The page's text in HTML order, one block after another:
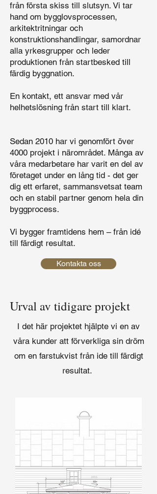
från första skiss till slutsyn. Vi tar
hand om bygglovsprocessen,
arkitektritningar och
konstruktionshandlingar, samordnar
alla yrkesgrupper och leder
produktionen från startbesked till
färdig byggnation.
En kontakt, ett ansvar med vår
helhetslösning från start till klart.
Sedan 2010 har vi genomfört över
4000 projekt i närområdet. Många av
våra medarbetare har varit en del av
företaget under en lång tid - det ger
dig ett erfaret, sammansvetsat team
och en stabil partner genom hela din
byggprocess.
Vi bygger framtidens hem – från idé
till färdigt resultat.
Kontakta oss
Urval av tidigare projekt
I det här projektet hjälpte vi en av
våra kunder att förverkliga sin dröm
om en farstukvist från ide till färdigt
resultat.